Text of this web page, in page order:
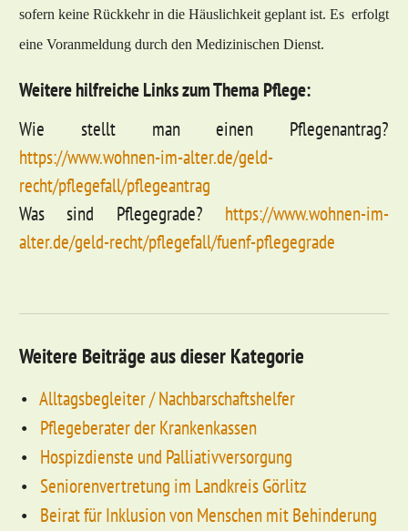
so­fern kei­ne Rück­kehr in die Häus­lich­keit ge­plant ist. Es erfolgt
ei­ne Vor­an­mel­dung durch den Me­di­zi­ni­schen Dienst.
Weitere hilfreiche Links zum Thema Pflege:
Wie stellt man einen Pflegenantrag?
https://www.wohnen-im-alter.de/geld-
recht/pflegefall/pflegeantrag
Was sind Pflegegrade? https://www.wohnen-im-
alter.de/geld-recht/pflegefall/fuenf-pflegegrade
Weitere Beiträge aus dieser Kategorie
Alltagsbegleiter / Nachbarschaftshelfer
Pflegeberater der Krankenkassen
Hospizdienste und Palliativversorgung
Seniorenvertretung im Landkreis Görlitz
Beirat für Inklusion von Menschen mit Behinderung